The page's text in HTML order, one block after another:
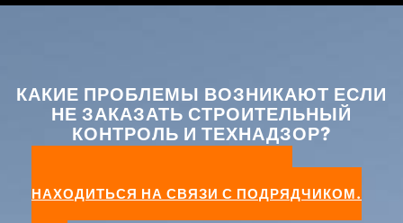
КАКИЕ ПРОБЛЕМЫ ВОЗНИКАЮТ ЕСЛИ
НЕ ЗАКАЗАТЬ СТРОИТЕЛЬНЫЙ
КОНТРОЛЬ И ТЕХНАДЗОР?
НАХОДИТЬСЯ НА СВЯЗИ С ПОДРЯДЧИКОМ.